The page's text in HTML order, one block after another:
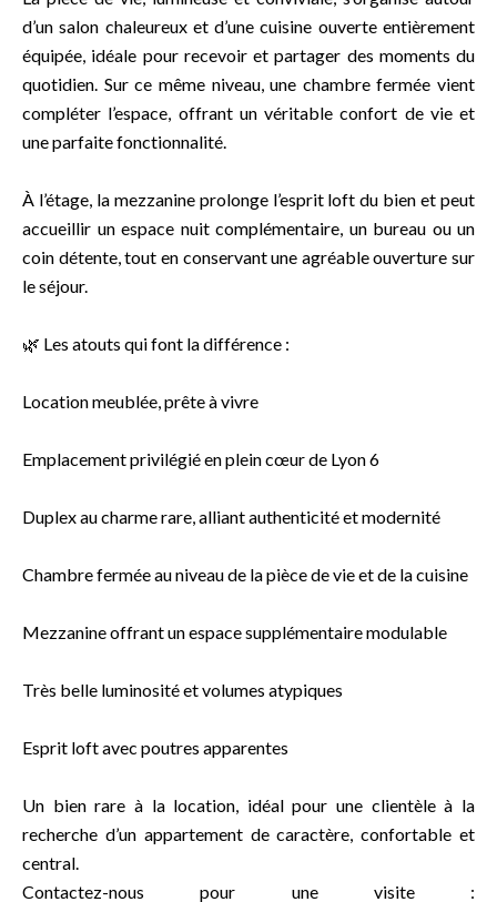
d’un salon chaleureux et d’une cuisine ouverte entièrement
équipée, idéale pour recevoir et partager des moments du
quotidien. Sur ce même niveau, une chambre fermée vient
compléter l’espace, offrant un véritable confort de vie et
une parfaite fonctionnalité.
À l’étage, la mezzanine prolonge l’esprit loft du bien et peut
accueillir un espace nuit complémentaire, un bureau ou un
coin détente, tout en conservant une agréable ouverture sur
le séjour.
🌿 Les atouts qui font la différence :
Location meublée, prête à vivre
Emplacement privilégié en plein cœur de Lyon 6
Duplex au charme rare, alliant authenticité et modernité
Chambre fermée au niveau de la pièce de vie et de la cuisine
Mezzanine offrant un espace supplémentaire modulable
Très belle luminosité et volumes atypiques
Esprit loft avec poutres apparentes
Un bien rare à la location, idéal pour une clientèle à la
recherche d’un appartement de caractère, confortable et
central.
Contactez-nous pour une visite :